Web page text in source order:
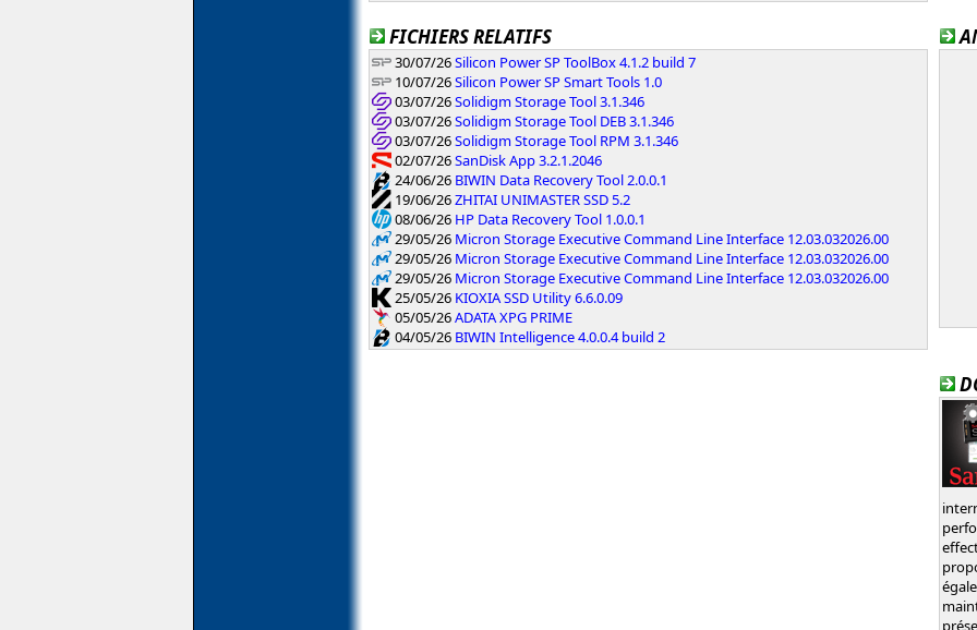
FICHIERS RELATIFS
30/07/26Silicon Power SP ToolBox 4.1.2 build 7
10/07/26Silicon Power SP Smart Tools 1.0
03/07/26Solidigm Storage Tool 3.1.346
03/07/26Solidigm Storage Tool DEB 3.1.346
03/07/26Solidigm Storage Tool RPM 3.1.346
02/07/26SanDisk App 3.2.1.2046
24/06/26 BIWIN Data Recovery Tool 2.0.0.1
19/06/26ZHITAI UNIMASTER SSD 5.2
08/06/26 HP Data Recovery Tool 1.0.0.1
29/05/26 Micron Storage Executive Command Line Interface 12.03.032026.00
29/05/26 Micron Storage Executive Command Line Interface 12.03.032026.00
29/05/26 Micron Storage Executive Command Line Interface 12.03.032026.00
25/05/26 KIOXIA SSD Utility 6.6.0.09
05/05/26ADATA XPG PRIME
04/05/26 BIWIN Intelligence 4.0.0.4 build 2